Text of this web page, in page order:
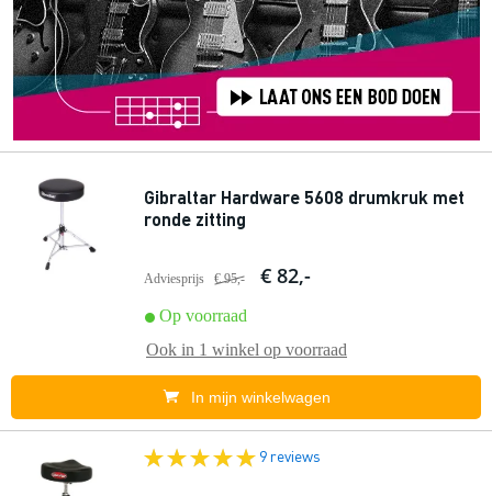
Gibraltar Hardware 5608 drumkruk met
ronde zitting
Adviesprijs € 95,- € 82,-
Op voorraad
Ook in 1 winkel op voorraad
In mijn winkelwagen
9 reviews